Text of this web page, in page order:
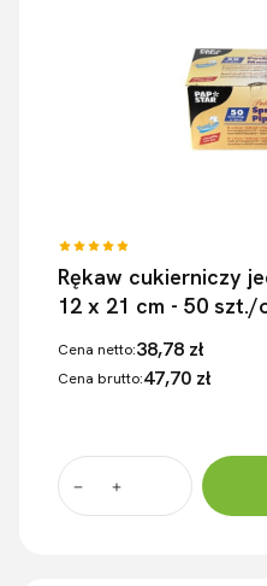
Rękaw cukierniczy
12 x 21 cm - 50 szt./
Cena netto:38,78 zł
Cena brutto:47,70 zł